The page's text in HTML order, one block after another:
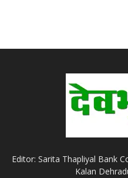
Editor: Sarita Thapliyal Bank
Kalan